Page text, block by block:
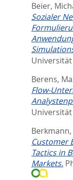
Beier,
Sozialer
Universität
Berens,
Flow-
Universität
Customer
Tactics in
Markets.